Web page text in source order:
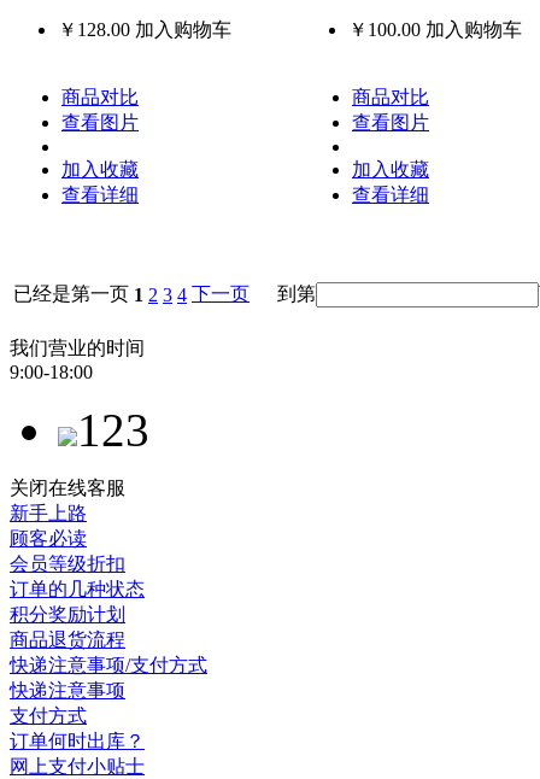
￥128.00 加入购物车
商品对比
查看图片
加入收藏
查看详细
￥100.00 加入购物车
商品对比
查看图片
加入收藏
查看详细
已经是第一页 1 2 3 4 下一页 到第
我们营业的时间
9:00-18:00
123
关闭在线客服
新手上路
顾客必读
会员等级折扣
订单的几种状态
积分奖励计划
商品退货流程
快递注意事项/支付方式
快递注意事项
支付方式
订单何时出库？
网上支付小贴士